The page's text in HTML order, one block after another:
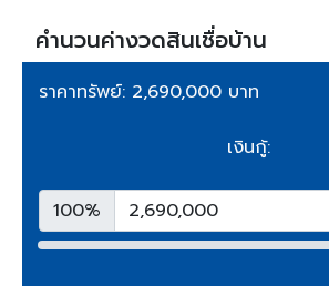
คำนวนค่างวดสินเชื่อบ้าน
ราคาทรัพย์: 2,690,000 บาท
เงินกู้:
100%